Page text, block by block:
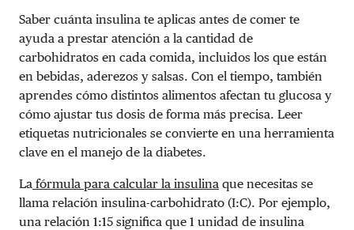
Saber cuánta insulina te aplicas antes de comer te
ayuda a prestar atención a la cantidad de
carbohidratos en cada comida, incluidos los que están
en bebidas, aderezos y salsas. Con el tiempo, también
aprendes cómo distintos alimentos afectan tu glucosa y
cómo ajustar tus dosis de forma más precisa. Leer
etiquetas nutricionales se convierte en una herramienta
clave en el manejo de la diabetes.
La fórmula para calcular la insulina que necesitas se
llama relación insulina-carbohidrato (I:C). Por ejemplo,
una relación 1:15 significa que 1 unidad de insulina